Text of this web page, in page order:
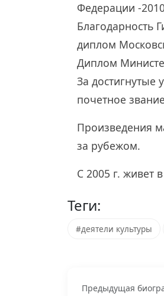
Федерации -
Благодарность
диплом
Диплом
За достигнутые
почетное
Произведения
за рубежом.
С 2005 г. живет
Теги:
#деятели культуры
Предыдущая